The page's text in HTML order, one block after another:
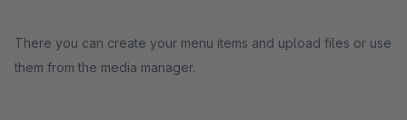
There you can create your menu items and upload files or use
them from the media manager.